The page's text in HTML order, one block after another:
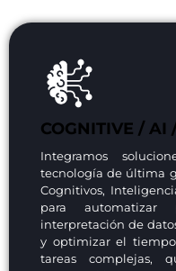
COGNITIVE / AI
Integramos
tecnología de última
Cognitivos,
para automatizar
interpretación de
y optimizar el
tareas complejas,